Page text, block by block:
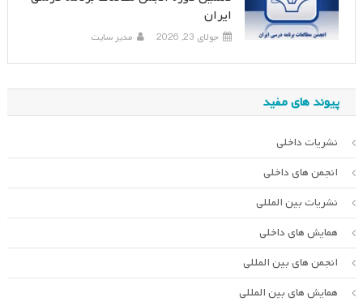
ایران
جولای 23, 2026 مدیر سایت
پیوند های مفید
نشریات داخلی
انجمن های داخلی
نشریات بین المللی
همایش های داخلی
انجمن های بین المللی
همایش های بین المللی